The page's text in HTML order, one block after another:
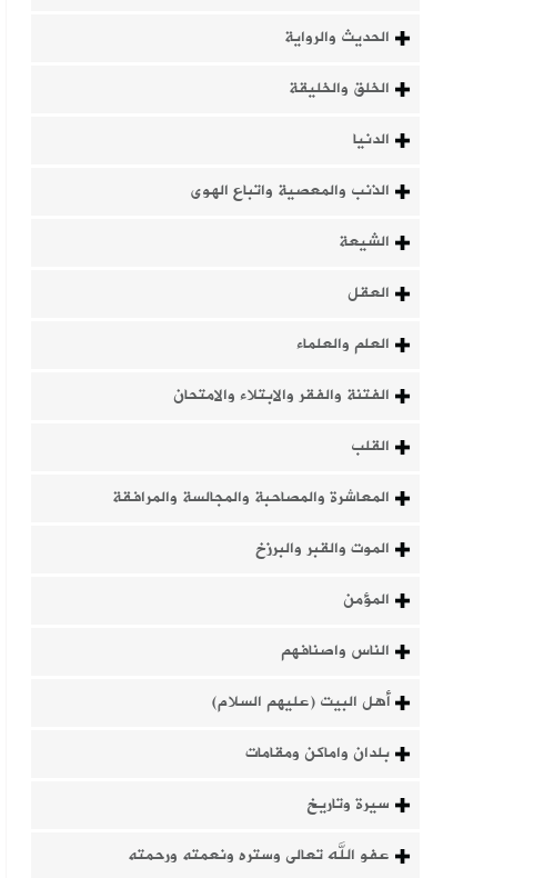
الحديث والرواية
الخلق والخليقة
الدنيا
الذنب والمعصية واتباع الهوى
الشيعة
العقل
العلم والعلماء
الفتنة والفقر والابتلاء والامتحان
القلب
المعاشرة والمصاحبة والمجالسة والمرافقة
الموت والقبر والبرزخ
المؤمن
الناس واصنافهم
أهل البيت (عليهم السلام)
بلدان واماكن ومقامات
سيرة وتاريخ
عفو الله تعالى وستره ونعمته ورحمته